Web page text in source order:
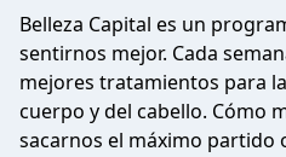
Belleza Capital es un
sentirnos mejor. Cada
mejores tratamientos para
cuerpo y del cabello. Cómo
sacarnos el máximo partido